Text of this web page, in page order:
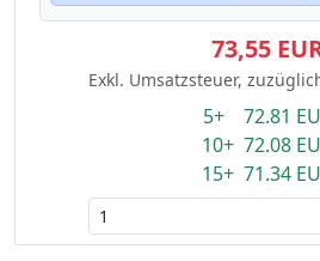
73,55
Exkl. Umsatzsteuer,
5+ 72.81
10+ 72.08
15+ 71.34